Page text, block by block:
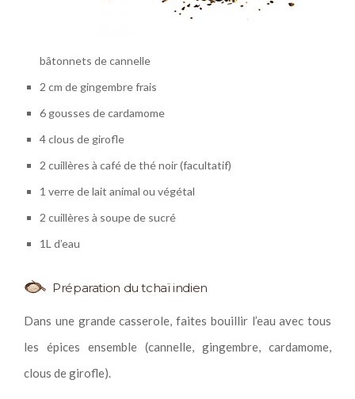
bâtonnets de cannelle
2 cm de gingembre frais
6 gousses de cardamome
4 clous de girofle
2 cuillères à café de thé noir (facultatif)
1 verre de lait animal ou végétal
2 cuillères à soupe de sucré
1L d’eau
Préparation du tchaï indien
Dans une grande casserole, faites bouillir l’eau avec tous
les épices ensemble (cannelle, gingembre, cardamome,
clous de girofle).